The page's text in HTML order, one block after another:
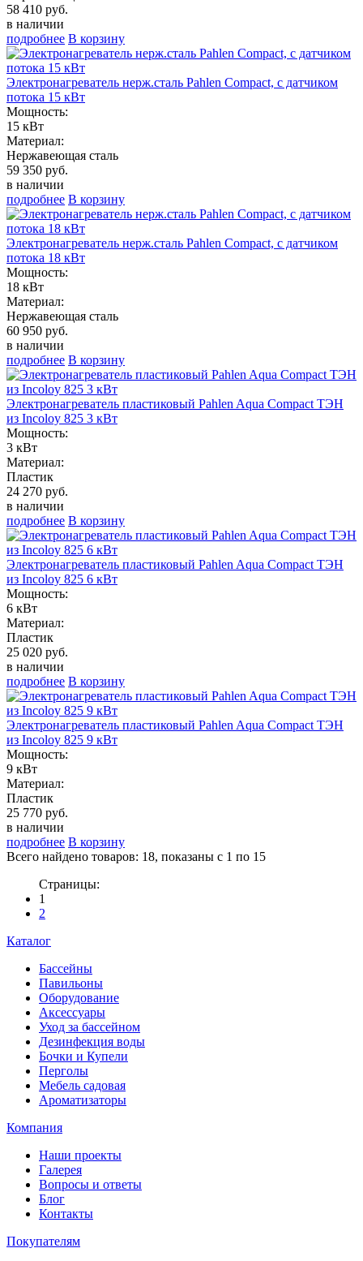
58 410 руб.
в наличии
подробнее В корзину
Электронагреватель нерж.сталь Pahlen Compact, с датчиком
потока 15 кВт
Мощность:
15 кВт
Материал:
Нержавеющая сталь
59 350 руб.
в наличии
подробнее В корзину
Электронагреватель нерж.сталь Pahlen Compact, с датчиком
потока 18 кВт
Мощность:
18 кВт
Материал:
Нержавеющая сталь
60 950 руб.
в наличии
подробнее В корзину
Электронагреватель пластиковый Pahlen Aqua Compact ТЭН
из Incoloy 825 3 кВт
Мощность:
3 кВт
Материал:
Пластик
24 270 руб.
в наличии
подробнее В корзину
Электронагреватель пластиковый Pahlen Aqua Compact ТЭН
из Incoloy 825 6 кВт
Мощность:
6 кВт
Материал:
Пластик
25 020 руб.
в наличии
подробнее В корзину
Электронагреватель пластиковый Pahlen Aqua Compact ТЭН
из Incoloy 825 9 кВт
Мощность:
9 кВт
Материал:
Пластик
25 770 руб.
в наличии
подробнее В корзину
Всего найдено товаров: 18, показаны с 1 по 15
Страницы:
1
2
Каталог
Бассейны
Павильоны
Оборудование
Аксессуары
Уход за бассейном
Дезинфекция воды
Бочки и Купели
Перголы
Мебель садовая
Ароматизаторы
Компания
Наши проекты
Галерея
Вопросы и ответы
Блог
Контакты
Покупателям